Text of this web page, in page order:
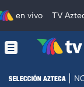
en vivo TV